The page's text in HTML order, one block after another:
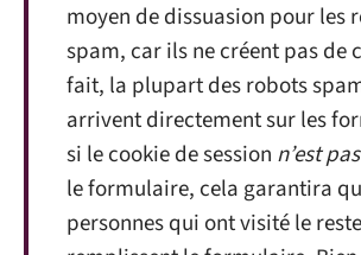
moyen de dissuasion pour les
spam, car ils ne créent pas de
fait, la plupart des robots
arrivent directement sur les
si le cookie de session n’est
le formulaire, cela garantira
personnes qui ont visité le